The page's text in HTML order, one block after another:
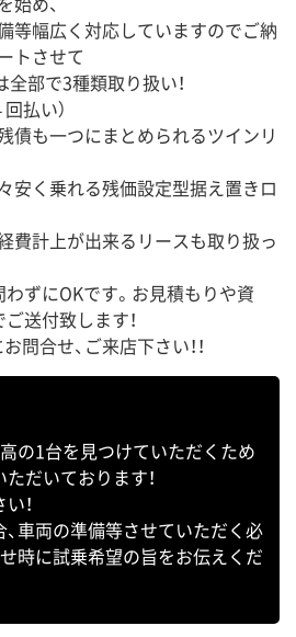
等幅広く対応していますのでご納
トさせて
部で3種類取り扱い！
払い）
も一つにまとめられるツインリ
く乗れる残価設定型据え置きロ
費計上が出来るリースも取り扱っ
ずにOKです。お見積もりや資
送付致します！
問合せ、ご来店下さい！！
の1台を見つけていただくため
だいております！
！
車両の準備等させていただく必
時に試乗希望の旨をお伝えくだ